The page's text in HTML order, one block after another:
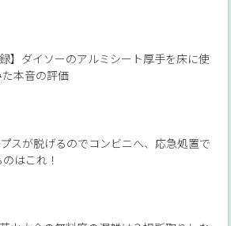
録】ダイソーのアルミシート厚手を床に使
た本音の評価
スが脱げるのでコンビニへ、応急処置で
はこれ！